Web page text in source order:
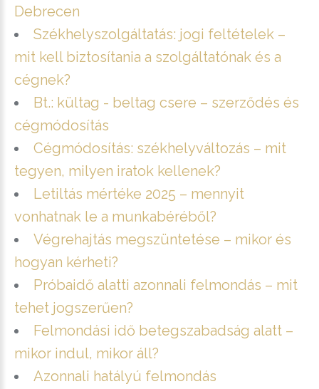
Debrecen
Székhelyszolgáltatás: jogi feltételek –
mit kell biztosítania a szolgáltatónak és a
cégnek?
Bt.: kültag - beltag csere – szerződés és
cégmódosítás
Cégmódosítás: székhelyváltozás – mit
tegyen, milyen iratok kellenek?
Letiltás mértéke 2025 – mennyit
vonhatnak le a munkabéréből?
Végrehajtás megszüntetése – mikor és
hogyan kérheti?
Próbaidő alatti azonnali felmondás – mit
tehet jogszerűen?
Felmondási idő betegszabadság alatt –
mikor indul, mikor áll?
Azonnali hatályú felmondás